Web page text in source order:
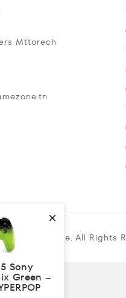

Sony
Green –
Mttorech
Gamezone. All Rights